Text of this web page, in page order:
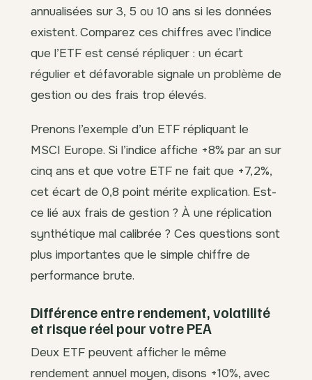
annualisées sur 3, 5 ou 10 ans si les données
existent. Comparez ces chiffres avec l’indice
que l’ETF est censé répliquer : un écart
régulier et défavorable signale un problème de
gestion ou des frais trop élevés.
Prenons l’exemple d’un ETF répliquant le
MSCI Europe. Si l’indice affiche +8% par an sur
cinq ans et que votre ETF ne fait que +7,2%,
cet écart de 0,8 point mérite explication. Est-
ce lié aux frais de gestion ? À une réplication
synthétique mal calibrée ? Ces questions sont
plus importantes que le simple chiffre de
performance brute.
Différence entre rendement, volatilité
et risque réel pour votre PEA
Deux ETF peuvent afficher le même
rendement annuel moyen, disons +10%, avec